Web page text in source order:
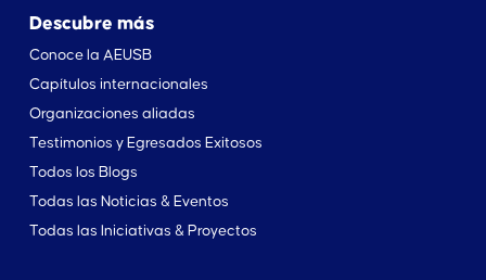
Descubre más
Conoce la AEUSB
Capítulos internacionales
Organizaciones aliadas
Testimonios y Egresados Exitosos
Todos los Blogs
Todas las Noticias & Eventos
Todas las Iniciativas & Proyectos